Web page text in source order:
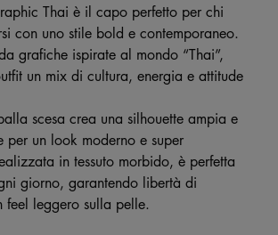
Thai è il capo perfetto per chi
con uno stile bold e contemporaneo.
grafiche ispirate al mondo “Thai”,
un mix di cultura, energia e attitude
scesa crea una silhouette ampia e
per un look moderno e super
in tessuto morbido, è perfetta
giorno, garantendo libertà di
feel leggero sulla pelle.